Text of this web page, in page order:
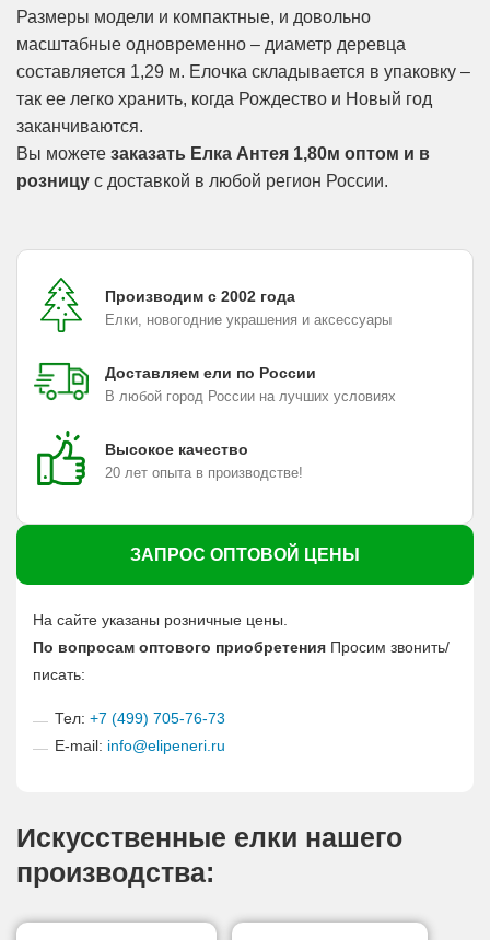
Размеры модели и компактные, и довольно
масштабные одновременно – диаметр деревца
составляется 1,29 м. Елочка складывается в упаковку –
так ее легко хранить, когда Рождество и Новый год
заканчиваются.
Вы можете заказать Елка Антея 1,80м оптом и в
розницу с доставкой в любой регион России.
Производим с 2002 года
Елки, новогодние украшения и аксессуары
Доставляем ели по России
В любой город России на лучших условиях
Высокое качество
20 лет опыта в производстве!
ЗАПРОС ОПТОВОЙ ЦЕНЫ
На сайте указаны розничные цены.
По вопросам оптового приобретения Просим звонить/
писать:
Тел: +7 (499) 705-76-73
E-mail: info@elipeneri.ru
Искусственные елки нашего
производства: